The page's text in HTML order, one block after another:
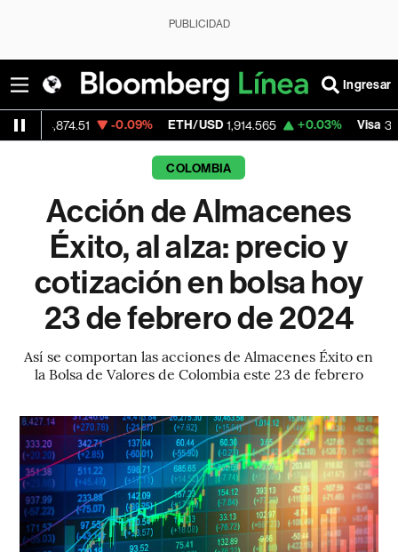
PUBLICIDAD
Ingresar
-0.09% ETH/USD 1,914.565 +0.03% Visa 362.50 -
COLOMBIA
Acción de Almacenes
Éxito, al alza: precio y
cotización en bolsa hoy
23 de febrero de 2024
Así se comportan las acciones de Almacenes Éxito en
la Bolsa de Valores de Colombia este 23 de febrero